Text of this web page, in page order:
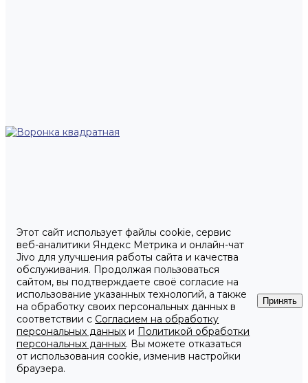
Этот сайт использует файлы cookie, сервис
веб-аналитики Яндекс Метрика и онлайн-чат
Jivo для улучшения работы сайта и качества
обслуживания. Продолжая пользоваться
сайтом, вы подтверждаете своё согласие на
использование указанных технологий, а также
на обработку своих персональных данных в
соответствии с Согласием на обработку
персональных данных и Политикой обработки
персональных данных. Вы можете отказаться
от использования cookie, изменив настройки
браузера.
Принять